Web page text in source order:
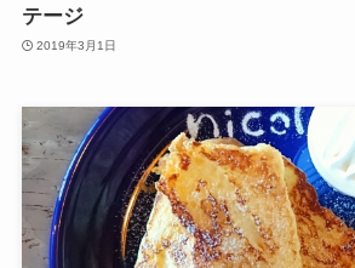
テージ
2019年3月1日